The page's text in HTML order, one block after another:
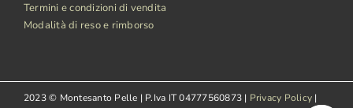
Termini e condizioni di vendita
Modalità di reso e rimborso
2023 © Montesanto Pelle | P.Iva IT 04777560873 | Privacy Policy |